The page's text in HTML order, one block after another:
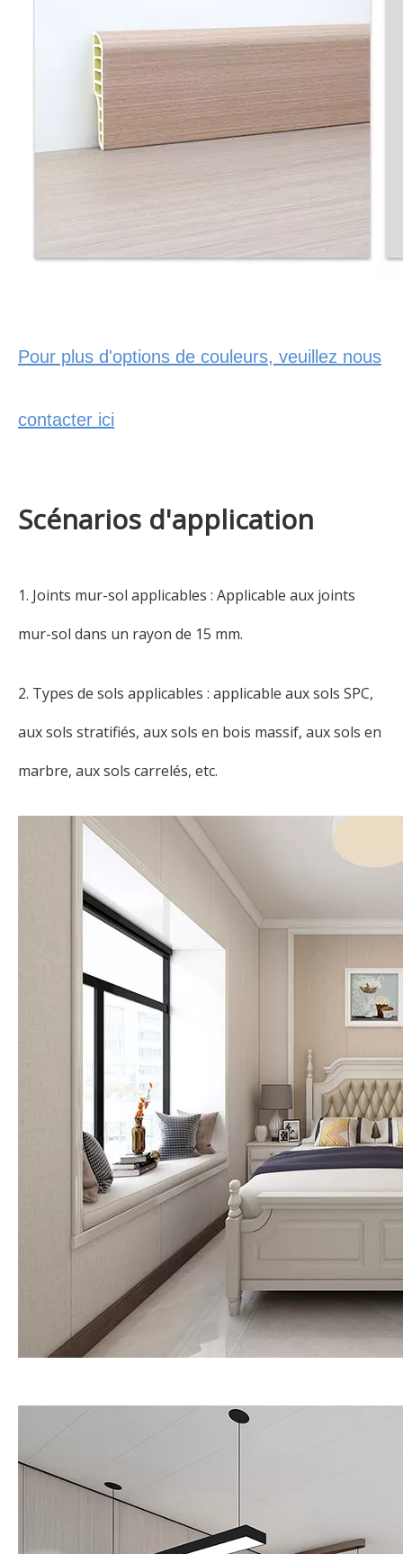
Pour plus d'options de couleurs, veuillez nous
contacter ici
Scénarios d'application
1. Joints mur-sol applicables : Applicable aux joints
mur-sol dans un rayon de 15 mm.
2. Types de sols applicables : applicable aux sols SPC,
aux sols stratifiés, aux sols en bois massif, aux sols en
marbre, aux sols carrelés, etc.